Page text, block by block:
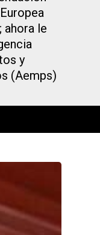
ahora le
y
(Aemps)